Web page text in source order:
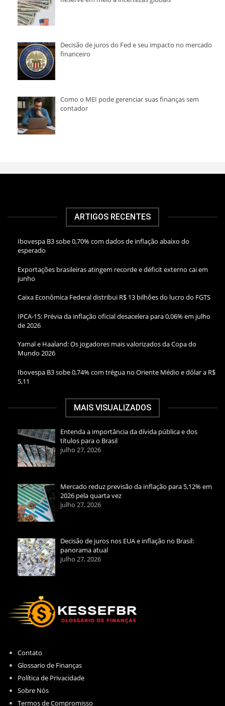
Decisão de juros do Fed e seu impacto no mercado
financeiro
Como o MEI pode gerenciar suas finanças sem
contador
ARTIGOS RECENTES
Ibovespa B3 sobe 0,70% com dados de inflação abaixo do
esperado
Exportações brasileiras atingem recorde e déficit externo cai em
junho
Caixa Econômica Federal distribui R$ 13 bilhões do lucro do FGTS
IPCA-15: Prévia da inflação oficial desacelera para 0,06% em julho
de 2026
Yamal e Haaland: Os jogadores mais valorizados da Copa do
Mundo 2026
Ibovespa B3 sobe 0,74% com trégua no Oriente Médio e dólar a R$
5,11
MAIS VISUALIZADOS
Entenda a importância da dívida pública e dos
títulos para o Brasil
julho 27, 2026
Mercado reduz previsão da inflação para 5,12% em
2026 pela quarta vez
julho 27, 2026
Decisão de juros nos EUA e inflação no Brasil:
panorama atual
julho 27, 2026
Contato
Glossario de Finanças
Política de Privacidade
Sobre Nós
Termos de Compromisso